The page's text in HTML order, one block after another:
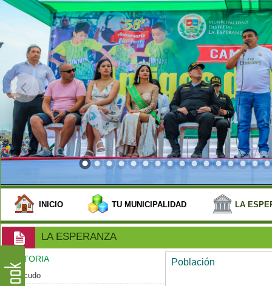
INICIO TU MUNICIPALIDAD LA
LA ESPERANZA
HISTORIA
Escudo
Población